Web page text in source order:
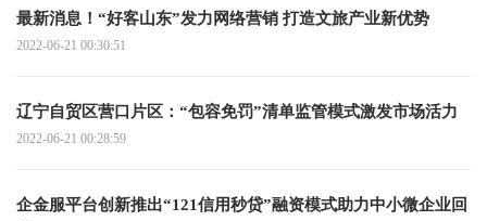
最新消息！“好客山东”发力网络营销 打造文旅产业新优势
2022-06-21 00:30:51
辽宁自贸区营口片区：“包容免罚”清单监管模式激发市场活力
2022-06-21 00:28:59
企金服平台创新推出“121信用秒贷”融资模式助力中小微企业回